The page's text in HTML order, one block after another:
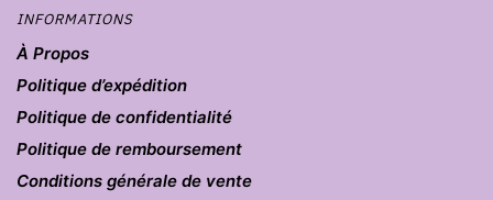
INFORMATIONS
À Propos
Politique d’expédition
Politique de confidentialité
Politique de remboursement
Conditions générale de vente